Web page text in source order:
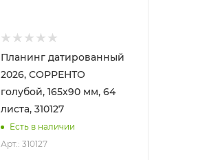
Планинг датированный
2026, СОРРЕНТО
голубой, 165х90 мм, 64
листа, 310127
Есть в наличии
Арт.: 310127